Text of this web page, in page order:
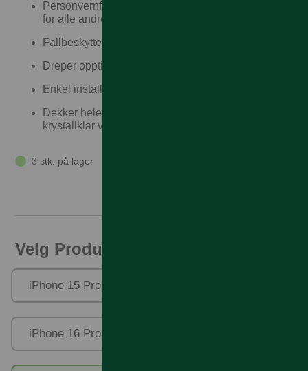
Personvernfilter – innhold på skjermen blir usynlig
for alle andre enn deg
Fallbeskyttelse på høyt nivå
Dreper opptil hele 99,99% av overflatebakterier
Enkel installasjon – perfekt på første forsøk
Dekker hele frontflaten på telefonen din og gir
krystallklar visning
3 stk. på lager
Velg Produktfamilie
iPhone 15 Pro Max
iPhone 16 Pro Max